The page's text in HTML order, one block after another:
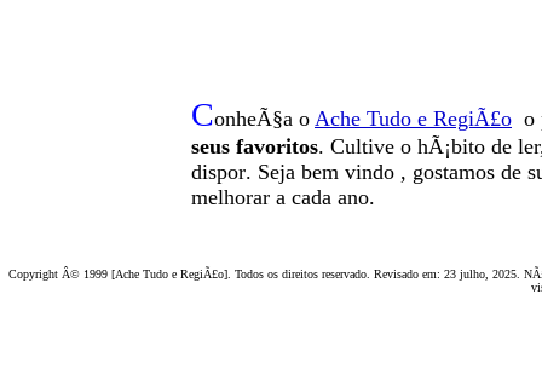
ConheÃ§a o Ache Tudo e RegiÃ£o o
seus favoritos. Cultive o hÃ¡bito de
dispor. Seja bem vindo , gostamos de
melhorar a cada ano.
Copyright Â© 1999 [Ache Tudo e RegiÃ£o]. Todos os direitos reservado. Revisado em: 23 julho, 2025 .